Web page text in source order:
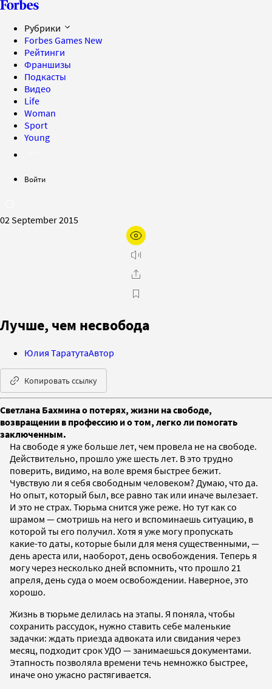
Рубрики
Forbes Games New
Рейтинги
Франшизы
Подкасты
Видео
Life
Woman
Sport
Young
Войти
02 September 2015
Лучше, чем несвобода
Юлия ТаратутаАвтор
Копировать ссылку
Светлана Бахмина о потерях, жизни на свободе,
возвращении в профессию и о том, легко ли помогать
заключенным.
На свободе я уже больше лет, чем провела не на свободе.
Действительно, прошло уже шесть лет. В это трудно
поверить, видимо, на воле время быстрее бежит.
Чувствую ли я себя свободным человеком? Думаю, что да.
Но опыт, который был, все равно так или иначе вылезает.
И это не страх. Тюрьма снится уже реже. Но тут как со
шрамом — смотришь на него и вспоминаешь ситуацию, в
которой ты его получил. Хотя я уже могу пропускать
какие-то даты, которые были для меня существенными, —
день ареста или, наоборот, день освобождения. Теперь я
могу через несколько дней вспомнить, что прошло 21
апреля, день суда о моем освобождении. Наверное, это
хорошо.
Жизнь в тюрьме делилась на этапы. Я поняла, чтобы
сохранить рассудок, нужно ставить себе маленькие
задачки: ждать приезда адвоката или свидания через
месяц, подходит срок УДО — занимаешься документами.
Этапность позволяла времени течь немножко быстрее,
иначе оно ужасно растягивается.